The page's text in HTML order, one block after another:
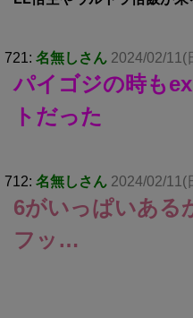
721: 名無しさん 2024/02/11(
パイゴジの時も
トだった
712: 名無しさん 2024/02/11(
6がいっぱいある
フッ…